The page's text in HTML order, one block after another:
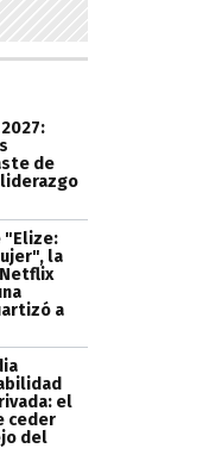
de
"Elize:
la
a
el
ceder
del